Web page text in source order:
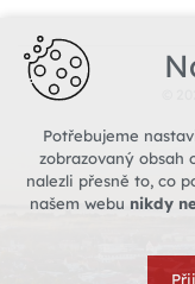
©
Potřebujeme
zobrazovaný obsah
nalezli přesně to, co
našem webu nikdy